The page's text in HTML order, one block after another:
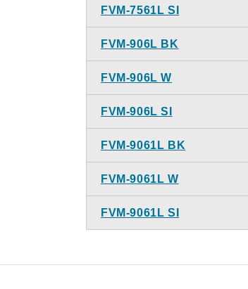
FVM-7561L SI
FVM-906L BK
FVM-906L W
FVM-906L SI
FVM-9061L BK
FVM-9061L W
FVM-9061L SI